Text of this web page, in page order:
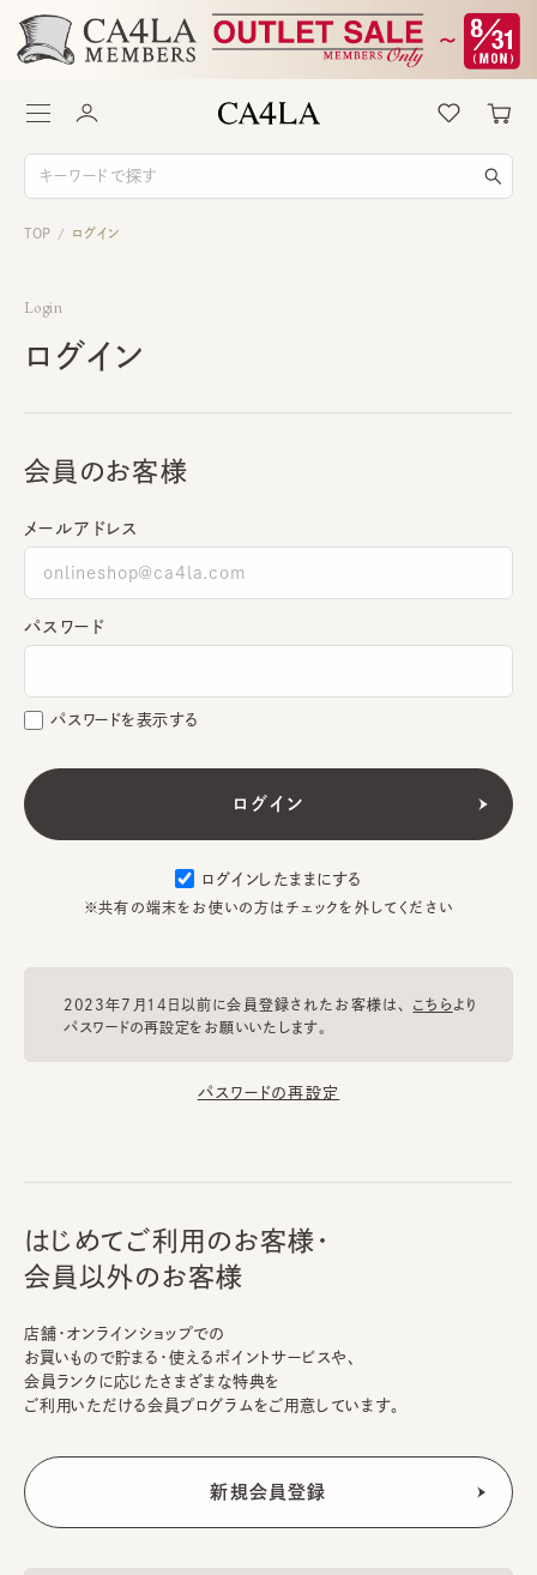
TOP / ログイン
Login
ログイン
会員のお客様
メールアドレス
パスワード
パスワードを表示する
ログインしたままにする
※共有の端末をお使いの方はチェックを外してください
2023年7月14日以前に会員登録されたお客様は、 こちらより
パスワードの再設定をお願いいたします。
パスワードの再設定
はじめてご利用のお客様・
会員以外のお客様
店舗・オンラインショップでの
お買いもので貯まる・使えるポイントサービスや、
会員ランクに応じたさまざまな特典を
ご利用いただける会員プログラムをご用意しています。